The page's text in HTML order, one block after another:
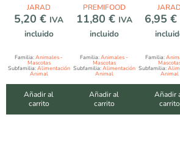
JARAD
5,20 € IVA
incluido
Familia:Animales -
Mascotas
Subfamilia:Alimentación
Animal
Añadir al
carrito
PREMIFOOD
11,80 € IVA
incluido
Familia:Animales -
Mascotas
Subfamilia:Alimentación
Animal
Añadir al
carrito
6,95 €
Familia:
Subfamilia:
Animal
Añadir
carrito